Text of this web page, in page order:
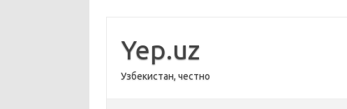
содержимому
Yep.uz
Узбекистан, честно